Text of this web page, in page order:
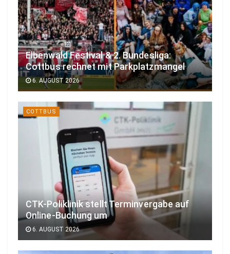
Elbenwald Festival & 2. Bundesliga:
Cottbus rechnet mit Parkplatzmangel
6. AUGUST 2026
COTTBUS
CTK-Poliklinik stellt Terminvergabe auf
Online-Buchung um
6. AUGUST 2026